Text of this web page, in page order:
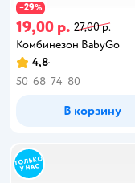
−29%
19,00 р. 27,00 р.
Комбинезон BabyGo
4,8
50 68 74 80
В корзину